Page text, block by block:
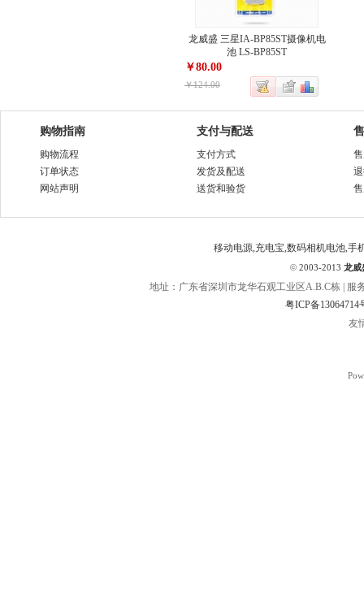
龙威盛 三星IA-BP85ST摄像机电
池 LS-BP85ST
￥80.00
￥124.00
购物指南
购物流程
订单状态
网站声明
支付与配送
支付方式
发货及配送
送货和验货
移动电源,充电宝,数码相机电池,手
© 2003-2013 龙威
地址：广东省深圳市龙华石观工业区A.B.C栋 | 服
粤ICP备13064714
友